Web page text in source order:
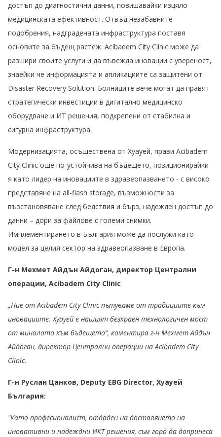
достъп до диагностични данни, повишавайки изцяло
медицинската ефективност. Отвъд незабавните
подобрения, надградената инфраструктура поставя
основите за бъдещ растеж. Acibadem City Clinic може да
разшири своите услуги и да въвежда иновации с увереност,
знаейки че информацията и апликациите са защитени от
Disaster Recovery Solution. Болниците вече могат да правят
стратегически инвестиции в дигитално медицинско
оборудване и ИТ решения, подкрепени от стабилна и
сигурна инфраструктура.
Модернизацията, осъществена от Хуауей, прави Acibadem
City Clinic още по-устойчива на бъдещето, позиционирайки
я като лидер на иновациите в здравеопазването - с високо
представяне на all-flash storage, възможности за
възстановяване след бедствия и бърз, надежден достъп до
данни – дори за файлове с големи снимки.
Имплементирането в България може да послужи като
модел за целия сектор на здравеопазване в Европа.
Г-н Мехмет Айдън Айдоган, директор Централни
операции, Acibadem City Clinic
„Ние от Acibadem City Clinic пътуваме от традициите към
иновациите. Хуауей е нашият безкраен технологичен мост
от миналото към бъдещето“, коментира г-н Мехмет Айдън
Айдоган, директор Централни операции на Acibadem City
Clinic.
Г-н Руслан Цанков, Deputy EBG Director, Хуауей
България:
"Като професионалист, отдаден на доставянето на
иновативни и надеждни ИКТ решения, съм горд да допринеса